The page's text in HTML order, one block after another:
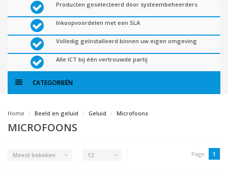
Producten geselecteerd door systeembeheerders
Inkoopvoordelen met een SLA
Volledig geïnstalleerd binnen uw eigen omgeving
Alle ICT bij één vertrouwde partij
CATEGORIEËN
Home Beeld en geluid Geluid Microfoons
MICROFOONS
Meest bekeken 12 Page: 1